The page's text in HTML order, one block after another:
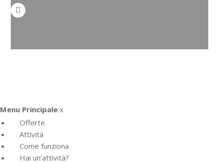
Menu Principale x
Offerte
Attività
Come funziona
Hai un’attività?